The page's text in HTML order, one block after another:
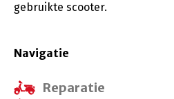
gebruikte scooter.
Navigatie
Reparatie